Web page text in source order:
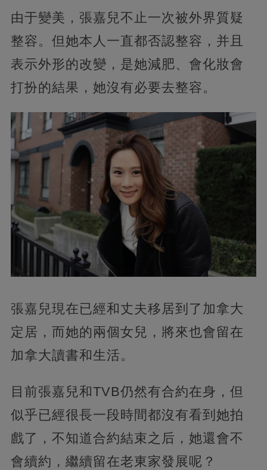
由于變美，張嘉兒不止一次被外界質疑
整容。但她本人一直都否認整容，并且
表示外形的改變，是她減肥、會化妝會
打扮的結果，她沒有必要去整容。
張嘉兒現在已經和丈夫移居到了加拿大
定居，而她的兩個女兒，將來也會留在
加拿大讀書和生活。
目前張嘉兒和TVB仍然有合約在身，但
似乎已經很長一段時間都沒有看到她拍
戲了，不知道合約結束之后，她還會不
會續約，繼續留在老東家發展呢？